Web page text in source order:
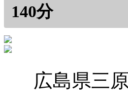
140分
広島県三